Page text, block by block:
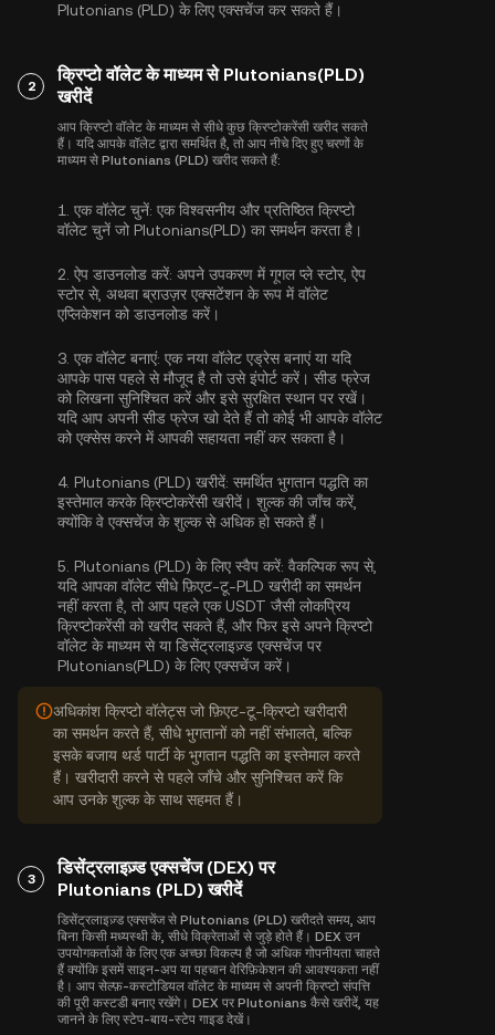
Plutonians (PLD) के लिए एक्सचेंज कर सकते हैं।
2
क्रिप्टो वॉलेट के माध्यम से Plutonians(PLD)
खरीदें
आप क्रिप्टो वॉलेट के माध्यम से सीधे कुछ क्रिप्टोकरेंसी खरीद सकते
हैं। यदि आपके वॉलेट द्वारा समर्थित है, तो आप नीचे दिए हुए चरणों के
माध्यम से Plutonians (PLD) खरीद सकते हैं:
1. एक वॉलेट चुनें: एक विश्वसनीय और प्रतिष्ठित क्रिप्टो
वॉलेट चुनें जो Plutonians(PLD) का समर्थन करता है।
2. ऐप डाउनलोड करें: अपने उपकरण में गूगल प्ले स्टोर, ऐप
स्टोर से, अथवा ब्राउज़र एक्सटेंशन के रूप में वॉलेट
एप्लिकेशन को डाउनलोड करें।
3. एक वॉलेट बनाएं: एक नया वॉलेट एड्रेस बनाएं या यदि
आपके पास पहले से मौजूद है तो उसे इंपोर्ट करें। सीड फ्रेज
को लिखना सुनिश्चित करें और इसे सुरक्षित स्थान पर रखें।
यदि आप अपनी सीड फ्रेज खो देते हैं तो कोई भी आपके वॉलेट
को एक्सेस करने में आपकी सहायता नहीं कर सकता है।
4. Plutonians (PLD) खरीदें: समर्थित भुगतान पद्धति का
इस्तेमाल करके क्रिप्टोकरेंसी खरीदें। शुल्क की जाँच करें,
क्योंकि वे एक्सचेंज के शुल्क से अधिक हो सकते हैं।
5. Plutonians (PLD) के लिए स्वैप करें: वैकल्पिक रूप से,
यदि आपका वॉलेट सीधे फ़िएट-टू-PLD खरीदी का समर्थन
नहीं करता है, तो आप पहले एक USDT जैसी लोकप्रिय
क्रिप्टोकरेंसी को खरीद सकते हैं, और फिर इसे अपने क्रिप्टो
वॉलेट के माध्यम से या डिसेंट्रलाइज़्ड एक्सचेंज पर
Plutonians(PLD) के लिए एक्सचेंज करें।
अधिकांश क्रिप्टो वॉलेट्स जो फ़िएट-टू-क्रिप्टो खरीदारी
का समर्थन करते हैं, सीधे भुगतानों को नहीं संभालते, बल्कि
इसके बजाय थर्ड पार्टी के भुगतान पद्धति का इस्तेमाल करते
हैं। खरीदारी करने से पहले जाँचे और सुनिश्चित करें कि
आप उनके शुल्क के साथ सहमत हैं।
3
डिसेंट्रलाइज़्ड एक्सचेंज (DEX) पर
Plutonians (PLD) खरीदें
डिसेंट्रलाइज़्ड एक्सचेंज से Plutonians (PLD) खरीदते समय, आप
बिना किसी मध्यस्थी के, सीधे विक्रेताओं से जुड़े होते हैं। DEX उन
उपयोगकर्ताओं के लिए एक अच्छा विकल्प है जो अधिक गोपनीयता चाहते
हैं क्योंकि इसमें साइन-अप या पहचान वेरिफ़िकेशन की आवश्यकता नहीं
है। आप सेल्फ़-कस्टोडियल वॉलेट के माध्यम से अपनी क्रिप्टो संपत्ति
की पूरी कस्टडी बनाए रखेंगे। DEX पर Plutonians कैसे खरीदें, यह
जानने के लिए स्टेप-बाय-स्टेप गाइड देखें।